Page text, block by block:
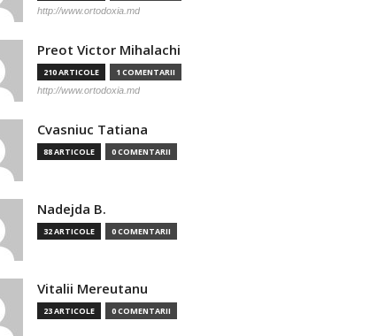
http://www.ortodoxia.md
Preot Victor Mihalachi
210 ARTICOLE 1 COMENTARII
http://www.ortodoxia.md
Cvasniuc Tatiana
88 ARTICOLE 0 COMENTARII
Nadejda B.
32 ARTICOLE 0 COMENTARII
Vitalii Mereutanu
23 ARTICOLE 0 COMENTARII